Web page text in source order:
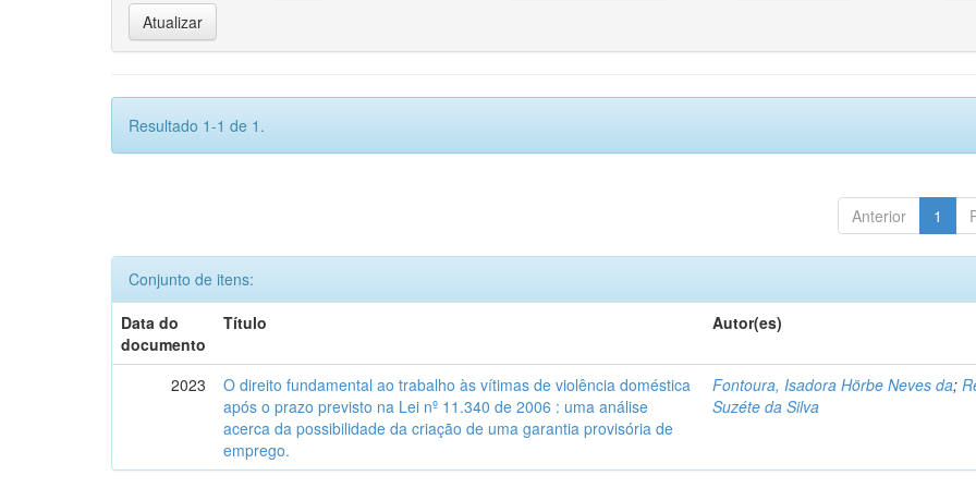
Resultado 1-1 de 1.
Anterior 1
Conjunto de itens:
Data do
documento
Título Autor(es)
2023
O direito fundamental ao trabalho às vítimas de violência doméstica
após o prazo previsto na Lei nº 11.340 de 2006 : uma análise
acerca da possibilidade da criação de uma garantia provisória de
emprego.
Fontoura, Isadora Hörbe Neves da;
Suzéte da Silva